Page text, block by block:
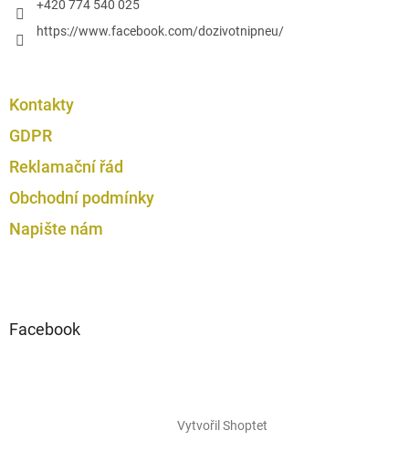
+420 774 540 025
https://www.facebook.com/dozivotnipneu/
Kontakty
GDPR
Reklamační řád
Obchodní podmínky
Napište nám
Facebook
Vytvořil Shoptet